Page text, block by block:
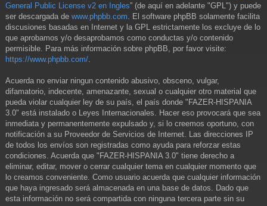
General Public License v2 en Ingles” (de aquí en adelante "GPL") y puede
ser descargada de www.phpbb.com . El software phpBB solamente facilita
discusiones basadas en Internet y la GPL estrictamente los excluye de lo
que aprobamos y/o desaprobamos como conductas y/o contenido
permisible. Para más información sobre phpBB, por favor visite:
https://www.phpbb.com/
Acuerda no enviar ningun contenido abusivo, obsceno, vulgar,
difamatorio, indecente, amenazante, sexual o cualquier otro material que
pueda violar cualquier ley de su país, el país donde "FAZER-HISPANIA
3.0" está instalado o Leyes Internacionales. Hacer eso provocará que sea
inmediata y permanentemente expulsado y, si lo creemos oportuno, con
notificación a su Proveedor de Servicios de Internet. Las direcciones IP
de todos los envíos son registradas como ayuda para reforzar estas
condiciones. Acuerda que "FAZER-HISPANIA 3.0" tiene derecho a
eliminar, editar, mover o cerrar cualquier tema en cualquier momento que
lo creamos conveniente. Como usuario acuerda que cualquier información
que haya ingresado será almacenada en una base de datos. Dado que
esta información no será compartida con ninguna tercera parte sin su